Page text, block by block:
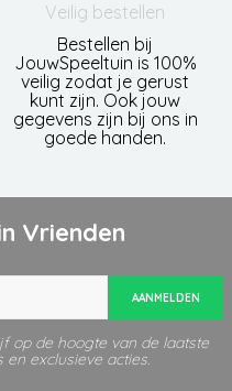
Veilig bestellen
Bestellen bij
JouwSpeeltuin is 100%
veilig zodat je gerust
kunt zijn. Ook jouw
gegevens zijn bij ons in
goede handen.
Vrienden
AANMELDEN
op de hoogte van de laatste
en exclusieve acties.